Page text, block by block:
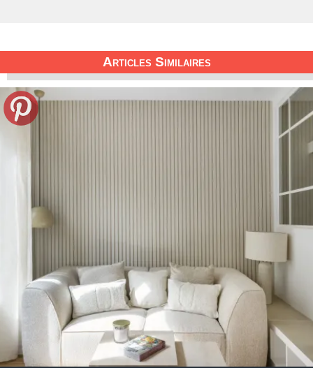
Articles Similaires